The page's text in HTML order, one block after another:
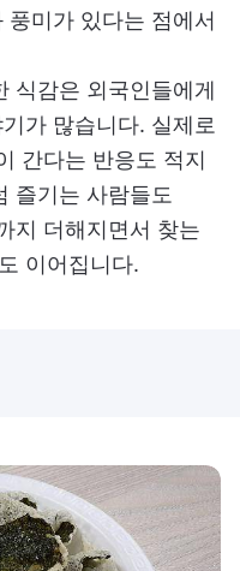
미가 있다는 점에서
식감은 외국인들에게
가 많습니다. 실제로
간다는 반응도 적지
즐기는 사람들도
지 더해지면서 찾는
이어집니다.